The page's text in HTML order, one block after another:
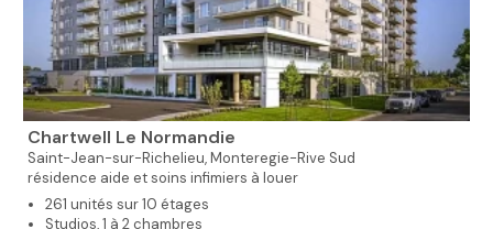
Chartwell Le Normandie
Saint-Jean-sur-Richelieu,Monteregie-Rive Sud
résidence aide et soins infimiers à louer
261 unités sur 10 étages
Studios, 1 à 2 chambres